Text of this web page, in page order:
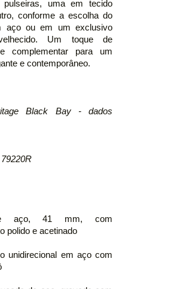
uma em tecido
conforme a escolha do
aço ou em um exclusivo
Um toque de
complementar para um
e contemporâneo.
Black Bay - dados
aço, 41 mm, com
polido e acetinado
unidirecional em aço com